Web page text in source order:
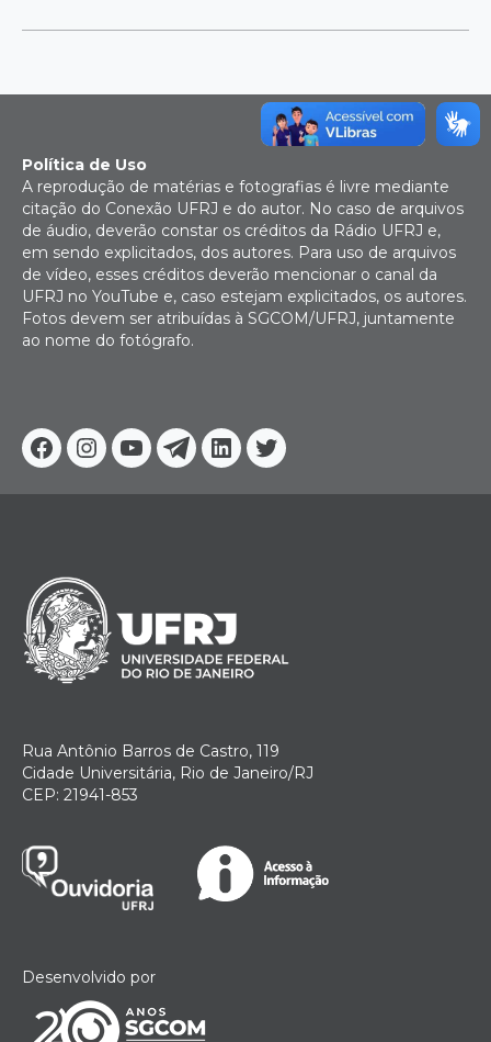
Facebook
Instagram
YoutubeTelegram
Linkedin
Twitter
Política de Uso
A reprodução de matérias e fotografias é livre mediante
citação do Conexão UFRJ e do autor. No caso de arquivos
de áudio, deverão constar os créditos da Rádio UFRJ e,
em sendo explicitados, dos autores. Para uso de arquivos
de vídeo, esses créditos deverão mencionar o canal da
UFRJ no YouTube e, caso estejam explicitados, os autores.
Fotos devem ser atribuídas à SGCOM/UFRJ, juntamente
ao nome do fotógrafo.
Rua Antônio Barros de Castro, 119
Cidade Universitária, Rio de Janeiro/RJ
CEP: 21941-853
Desenvolvido por